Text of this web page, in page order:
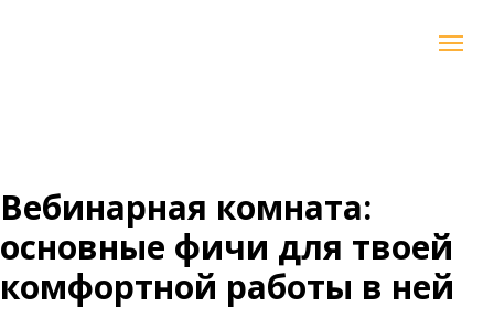
Вебинарная комната:
основные фичи для твоей
комфортной работы в ней